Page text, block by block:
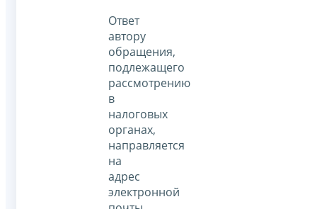
Ответ
автору
обращения,
подлежащего
рассмотрению
в
налоговых
органах,
направляется
на
адрес
электронной